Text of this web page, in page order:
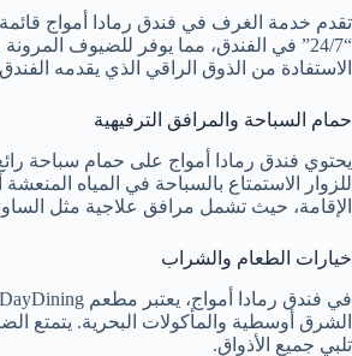
تقدم خدمة الغرف في فندق رمادا أمواج
“24/7” في الفندق، مما يوفر للضيوف
الاستفادة من الذوق الراقي الذي يقدمه الفندق
حمام السباحة والمرافق الترفيهية
يحتوي فندق رمادا أمواج على حمام سباحة
للزوار الاستمتاع بالسباحة في المياه
الإقامة، حيث تشمل مرافق علاجية مثل
خيارات الطعام والشراب
الشرق أوسطية والمأكولات البحرية. يتمتع
تلبي جميع الأذواق.